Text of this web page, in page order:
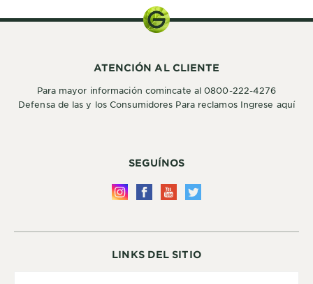
LINKS DEL SITIO
SEGUÍNOS
ATENCIÓN AL CLIENTE
Para mayor información comincate al 0800-222-4276
Defensa de las y los Consumidores Para reclamos Ingrese aquí